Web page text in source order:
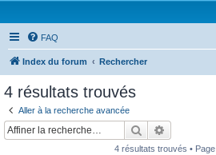
FAQ
Index du forum Rechercher
4 résultats trouvés
Aller à la recherche avancée
Rechercher
4 résultats trouvés • Page